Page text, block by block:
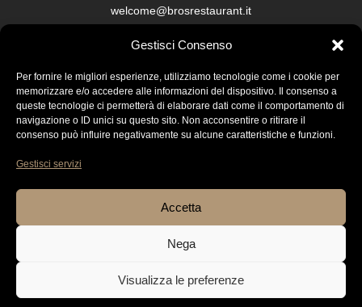
Gestisci Consenso
Per fornire le migliori esperienze, utilizziamo tecnologie come i cookie per
memorizzare e/o accedere alle informazioni del dispositivo. Il consenso a
queste tecnologie ci permetterà di elaborare dati come il comportamento di
navigazione o ID unici su questo sito. Non acconsentire o ritirare il
consenso può influire negativamente su alcune caratteristiche e funzioni.
Gestisci servizi
Accetta
Nega
Visualizza le preferenze
welcome@brosrestaurant.it
NOTE LEGALI
Privacy Policy